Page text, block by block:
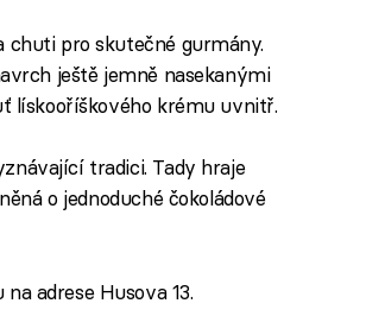
chuti pro skutečné gurmány.
ještě jemně nasekanými
lískooříškového krému uvnitř.
tradici. Tady hraje
o jednoduché čokoládové
adrese Husova 13.